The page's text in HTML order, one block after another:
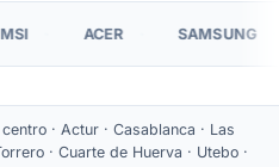
ACER SAMSUNG
· Actur · Casablanca · Las
· Cuarte de Huerva · Utebo ·